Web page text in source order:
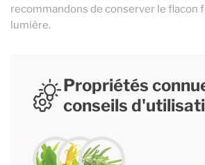
recommandons de conserver le flacon
lumière.
Propriétés
conseils